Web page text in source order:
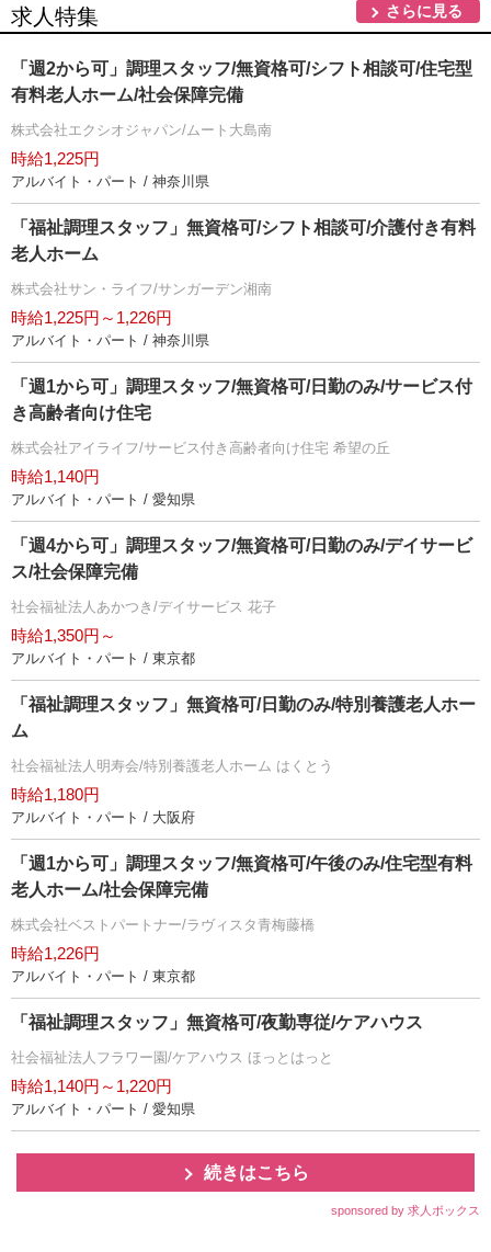
求人特集 さらに見る
「週2から可」調理スタッフ/無資格可/シフト相談可/住宅型
有料老人ホーム/社会保障完備
株式会社エクシオジャパン/ムート大島南
時給1,225円
アルバイト・パート / 神奈川県
「福祉調理スタッフ」無資格可/シフト相談可/介護付き有料
老人ホーム
株式会社サン・ライフ/サンガーデン湘南
時給1,225円～1,226円
アルバイト・パート / 神奈川県
「週1から可」調理スタッフ/無資格可/日勤のみ/サービス付
き高齢者向け住宅
株式会社アイライフ/サービス付き高齢者向け住宅 希望の丘
時給1,140円
アルバイト・パート / 愛知県
「週4から可」調理スタッフ/無資格可/日勤のみ/デイサービ
ス/社会保障完備
社会福祉法人あかつき/デイサービス 花子
時給1,350円～
アルバイト・パート / 東京都
「福祉調理スタッフ」無資格可/日勤のみ/特別養護老人ホー
ム
社会福祉法人明寿会/特別養護老人ホーム はくとう
時給1,180円
アルバイト・パート / 大阪府
「週1から可」調理スタッフ/無資格可/午後のみ/住宅型有料
老人ホーム/社会保障完備
株式会社ベストパートナー/ラヴィスタ青梅藤橋
時給1,226円
アルバイト・パート / 東京都
「福祉調理スタッフ」無資格可/夜勤専従/ケアハウス
社会福祉法人フラワー園/ケアハウス ほっとはっと
時給1,140円～1,220円
アルバイト・パート / 愛知県
続きはこちら
sponsored by 求人ボックス